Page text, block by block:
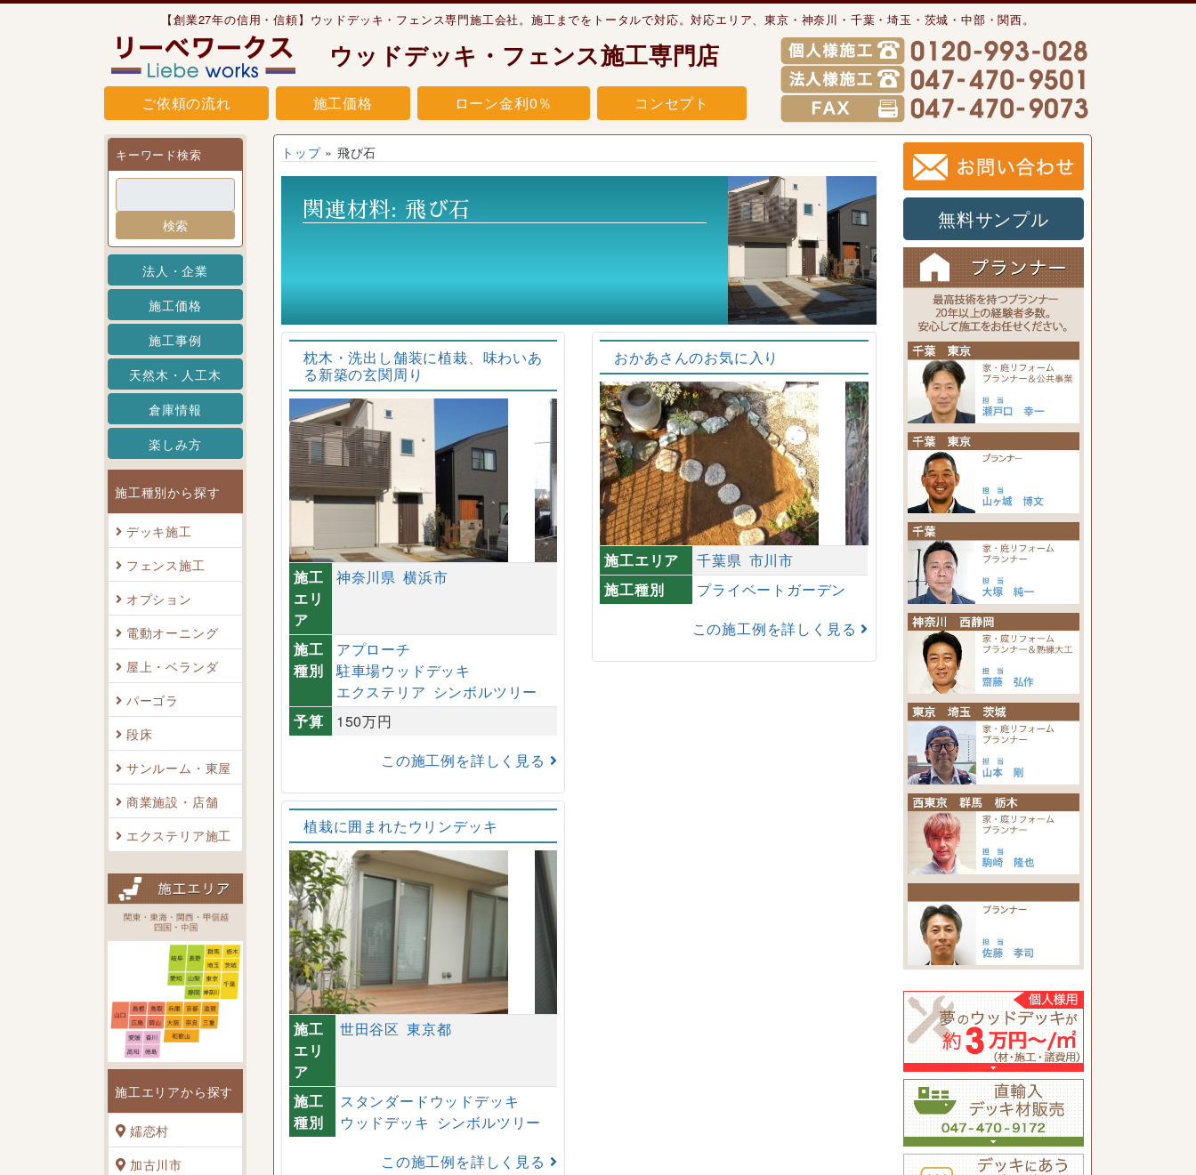
【創業27年の信用・信頼】ウッドデッキ・フェンス専門施工会社。施工までをトータルで対応。対応エリア、東京・神奈川・千葉・埼玉・茨城・中部・関西。
ウッドデッキ・フェンス施工専門店
ご依頼の流れ 施工価格 ローン金利0％ コンセプト
キーワード検索
検索
法人・企業
施工価格
施工事例
天然木・人工木
倉庫情報
楽しみ方
施工種別から探す
デッキ施工
フェンス施工
オプション
電動オーニング
屋上・ベランダ
パーゴラ
段床
サンルーム・東屋
商業施設・店舗
エクステリア施工
施工エリアから探す
嬬恋村
加古川市
トップ» 飛び石
関連材料: 飛び石
枕木・洗出し舗装に植栽、味わいあ
る新築の玄関周り
施工
エリ
ア
神奈川県 横浜市
施工
種別
アプローチ
駐車場ウッドデッキ
エクステリア シンボルツリー
予算
150万円
この施工例を詳しく見る
おかあさんのお気に入り
施工エリア 千葉県 市川市
施工種別
プライベートガーデン
この施工例を詳しく見る
植栽に囲まれたウリンデッキ
施工
エリ
ア
世田谷区 東京都
施工
種別
スタンダードウッドデッキ
ウッドデッキ シンボルツリー
この施工例を詳しく見る
無料サンプル